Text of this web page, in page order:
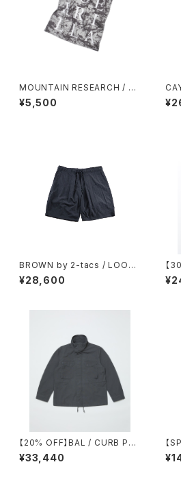
MOUNTAIN RESEARCH / SP
LATRAIL BANDANA
¥5,500
BROWN by 2-tacs / LOOSE
SHORTS（NYLON）
¥28,600
【
【20% OFF】BAL / CURB PO
CKET FIELD JACKET
¥33,440
【